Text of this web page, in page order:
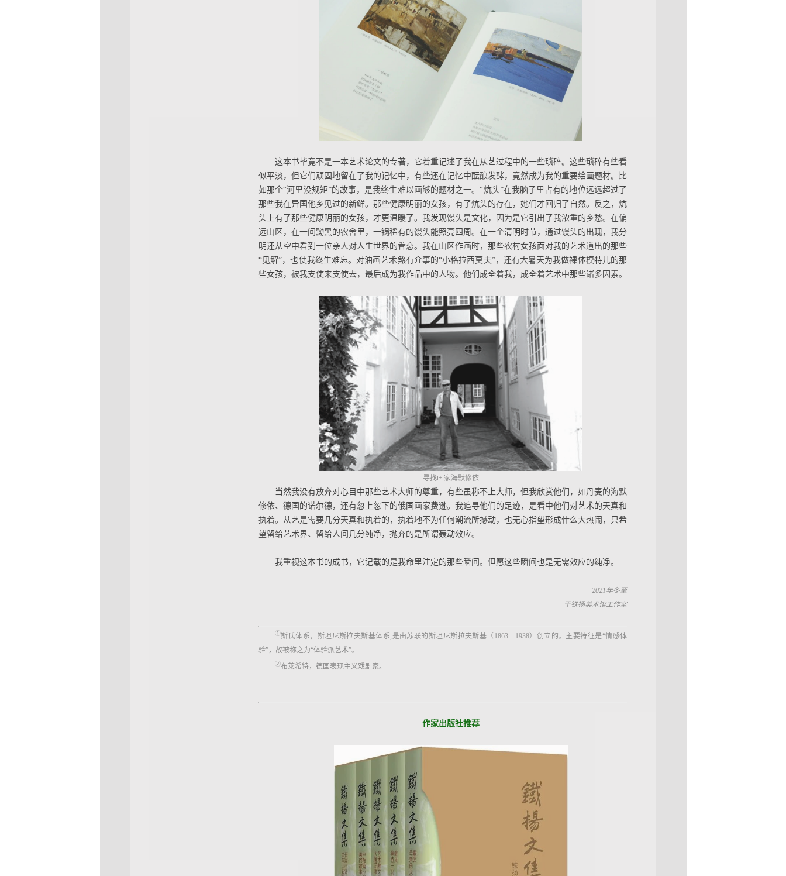
这本书毕竟不是一本艺术论文的专著，它着重记述了我在从艺过程中的一些琐碎。这些琐碎有些看
似平淡，但它们顽固地留在了我的记忆中，有些还在记忆中酝酿发酵，竟然成为我的重要绘画题材。比
如那个“河里没规矩”的故事，是我终生难以画够的题材之一。“炕头”在我脑子里占有的地位远远超过了
那些我在异国他乡见过的新鲜。那些健康明丽的女孩，有了炕头的存在，她们才回归了自然。反之，炕
头上有了那些健康明丽的女孩，才更温暖了。我发现馒头是文化，因为是它引出了我浓重的乡愁。在偏
远山区，在一间黝黑的农舍里，一锅稀有的馒头能照亮四周。在一个清明时节，通过馒头的出现，我分
明还从空中看到一位亲人对人生世界的眷恋。我在山区作画时，那些农村女孩面对我的艺术道出的那些
“见解”，也使我终生难忘。对油画艺术煞有介事的“小格拉西莫夫”，还有大暑天为我做裸体模特儿的那
些女孩，被我支使来支使去，最后成为我作品中的人物。他们成全着我，成全着艺术中那些诸多因素。
寻找画家海默修依
当然我没有放弃对心目中那些艺术大师的尊重，有些虽称不上大师，但我欣赏他们，如丹麦的海默
修依、德国的诺尔德，还有忽上忽下的俄国画家费逊。我追寻他们的足迹，是看中他们对艺术的天真和
执着。从艺是需要几分天真和执着的，执着地不为任何潮流所撼动，也无心指望形成什么大热闹，只希
望留给艺术界、留给人间几分纯净，抛弃的是所谓轰动效应。
我重视这本书的成书，它记载的是我命里注定的那些瞬间。但愿这些瞬间也是无需效应的纯净。
2021年冬至
于铁扬美术馆工作室
①斯氏体系，斯坦尼斯拉夫斯基体系,是由苏联的斯坦尼斯拉夫斯基（1863—1938）创立的。主要特征是“情感体
验”，故被称之为“体验派艺术”。
②布莱希特，德国表现主义戏剧家。
作家出版社推荐